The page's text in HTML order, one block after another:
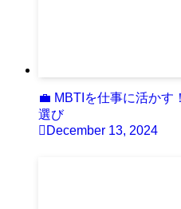
💼 MBTIを仕事に活かす
選び
December 13, 2024